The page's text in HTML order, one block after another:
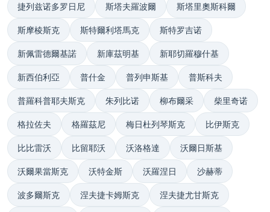
捷列兹诺多罗日尼 斯塔夫羅波爾 斯塔里奧斯科爾
斯摩棱斯克 斯特爾利塔馬克 斯特罗吉诺
新佩雷德爾基諾 新庫茲明基 新耶切羅穆什基
新西伯利亞 普什金 普列申斯基 普斯科夫
普羅科普耶夫斯克 朱列比诺 柳布爾采 柴里奇诺
格拉佐夫 格羅茲尼 梅日杜列琴斯克 比伊斯克
比比雷沃 比留耶沃 沃洛格達 沃爾日斯基
沃爾果當斯克 沃特金斯 沃羅涅日 沙赫蒂
波多爾斯克 涅夫捷卡姆斯克 涅夫捷尤甘斯克